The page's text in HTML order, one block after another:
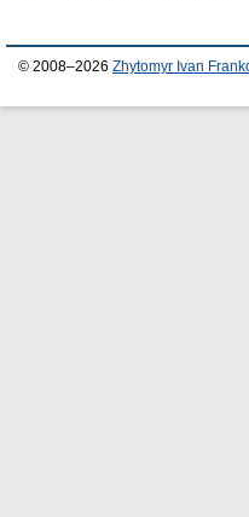
© 2008–2026 Zhytomyr Ivan